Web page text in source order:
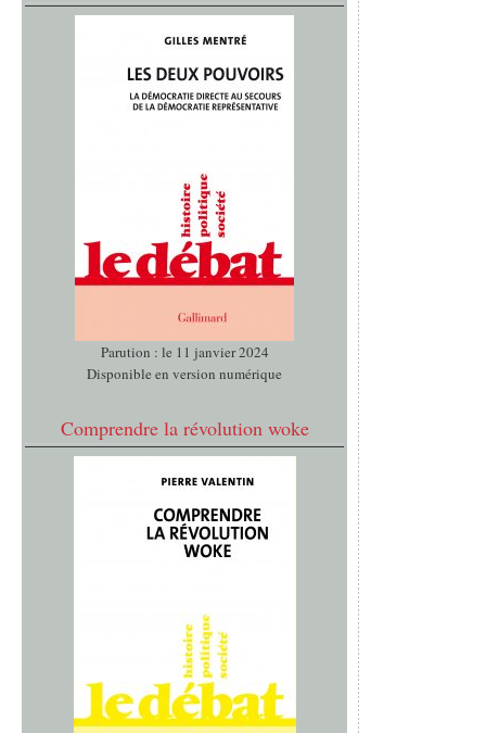
Parution : le 11 janvier 2024
Disponible en version numérique
Comprendre la révolution woke